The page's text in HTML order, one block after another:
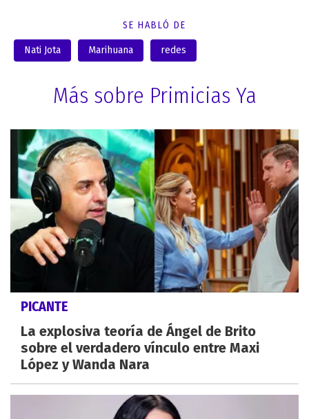
SE HABLÓ DE
Nati Jota Marihuana redes
Más sobre Primicias Ya
PICANTE
La explosiva teoría de Ángel de Brito
sobre el verdadero vínculo entre Maxi
López y Wanda Nara